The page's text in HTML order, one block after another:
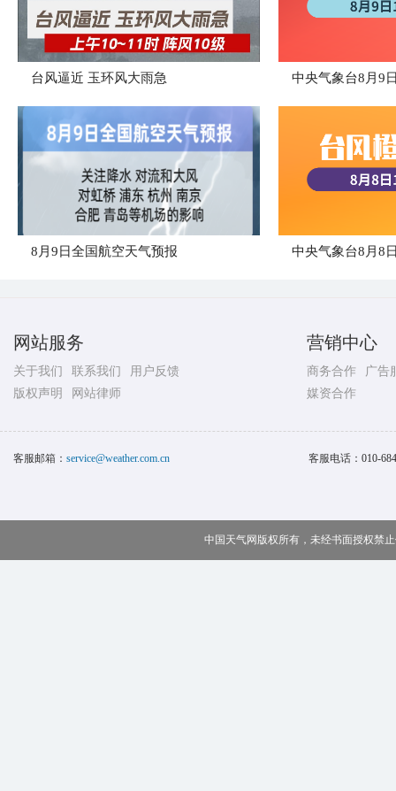
台风逼近 玉环风大雨急
8月9日全国航空天气预报
网站服务
关于我们 联系我们
用户反馈
版权声明
网站律师
营销中心
商务合作
广告
媒资合作
客服邮箱： service@weather.com.cn 客服电话： 010-
中国天气网版权所有，未经书面授权